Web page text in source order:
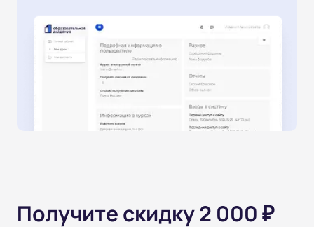
Получите скидку 2 000 ₽